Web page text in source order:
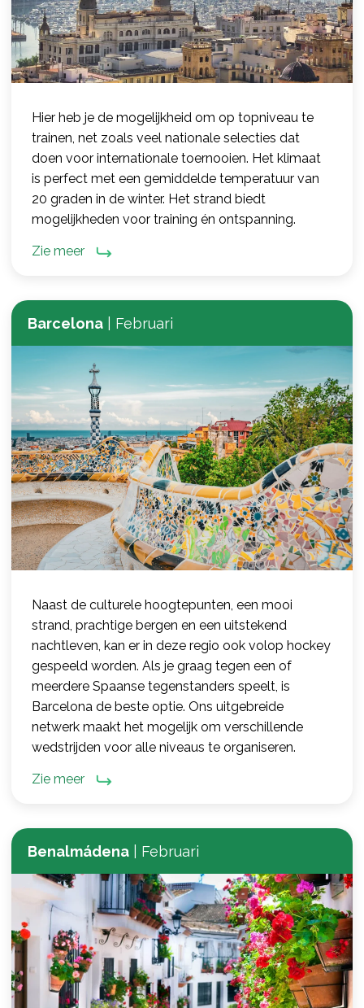
Hier heb je de mogelijkheid om op topniveau te
trainen, net zoals veel nationale selecties dat
doen voor internationale toernooien. Het klimaat
is perfect met een gemiddelde temperatuur van
20 graden in de winter. Het strand biedt
mogelijkheden voor training én ontspanning.
Zie meer
Barcelona Februari
Naast de culturele hoogtepunten, een mooi
strand, prachtige bergen en een uitstekend
nachtleven, kan er in deze regio ook volop hockey
gespeeld worden. Als je graag tegen een of
meerdere Spaanse tegenstanders speelt, is
Barcelona de beste optie. Ons uitgebreide
netwerk maakt het mogelijk om verschillende
wedstrijden voor alle niveaus te organiseren.
Zie meer
Benalmádena Februari